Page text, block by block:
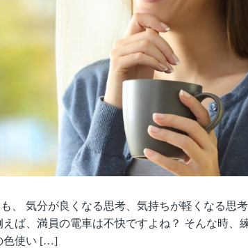
、 気分が良くなる思考、気持ちが軽くなる思
ば、満員の電車は不快ですよね？ そんな時、
色使い […]